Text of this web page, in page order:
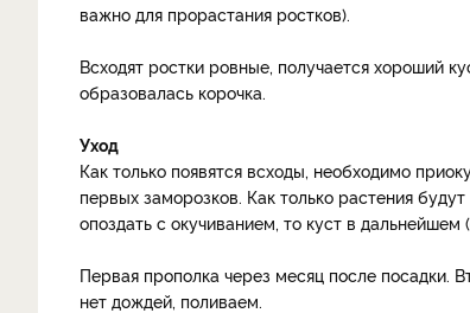
важно для прорастания ростков).
Всходят ростки ровные, получается хороший
образовалась корочка.
Уход
Как только появятся всходы, необходимо
первых заморозков. Как только растения
опоздать с окучиванием, то куст в
Первая прополка через месяц после посадки.
нет дождей, поливаем.